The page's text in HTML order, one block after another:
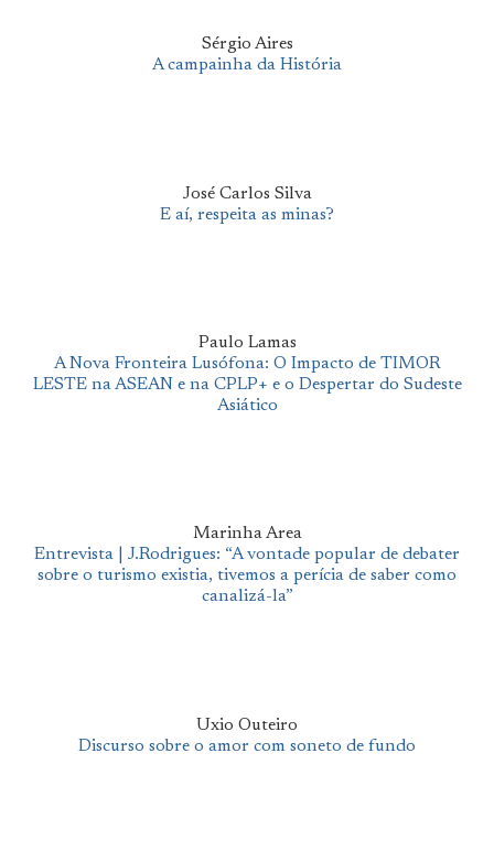
Sérgio Aires
A campainha da História
José Carlos Silva
E aí, respeita as minas?
Paulo Lamas
A Nova Fronteira Lusófona: O Impacto de TIMOR
LESTE na ASEAN e na CPLP+ e o Despertar do Sudeste
Asiático
Marinha Area
Entrevista | J.Rodrigues: “A vontade popular de debater
sobre o turismo existia, tivemos a perícia de saber como
canalizá-la”
Uxio Outeiro
Discurso sobre o amor com soneto de fundo